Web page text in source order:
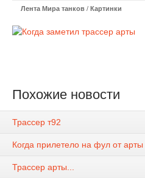
Лента Мира танков / Картинки
Похожие новости
Трассер т92
Когда прилетело на фул от арты
Трассер арты...